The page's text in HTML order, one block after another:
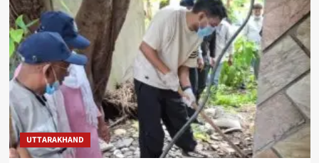
UTTARAKHAND